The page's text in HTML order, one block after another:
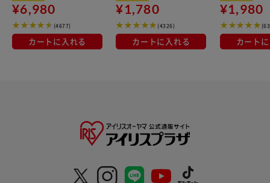
¥6,980
(4677)
カートに入れる
¥1,780
(4326)
カートに入れる
¥1,980
カート